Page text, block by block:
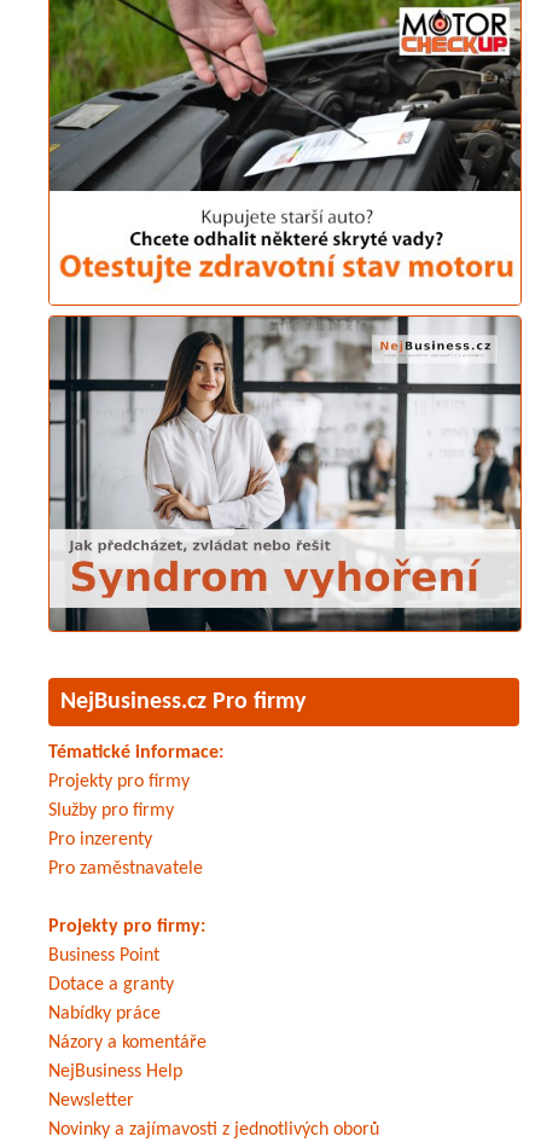
NejBusiness.cz Pro firmy
Tématické informace:
Projekty pro firmy
Služby pro firmy
Pro inzerenty
Pro zaměstnavatele
Projekty pro firmy:
Business Point
Dotace a granty
Nabídky práce
Názory a komentáře
NejBusiness Help
Newsletter
Novinky a zajímavosti z jednotlivých oborů